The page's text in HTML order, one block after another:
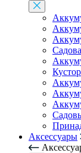
Аксессуары